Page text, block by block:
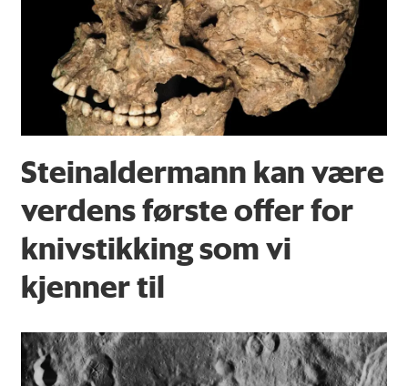
Steinaldermann kan være
verdens første offer for
knivstikking som vi
kjenner til